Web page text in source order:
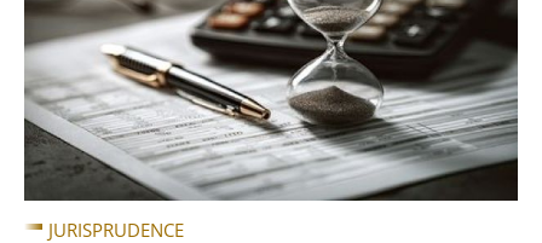
JURISPRUDENCE